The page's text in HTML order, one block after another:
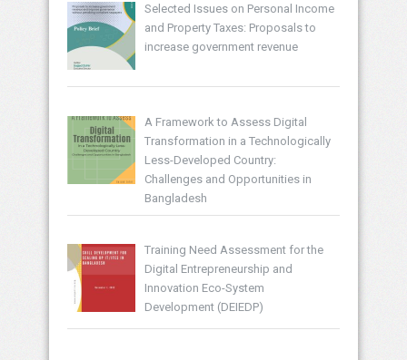
Selected Issues on Personal Income
and Property Taxes: Proposals to
increase government revenue
A Framework to Assess Digital
Transformation in a Technologically
Less-Developed Country:
Challenges and Opportunities in
Bangladesh
Training Need Assessment for the
Digital Entrepreneurship and
Innovation Eco-System
Development (DEIEDP)